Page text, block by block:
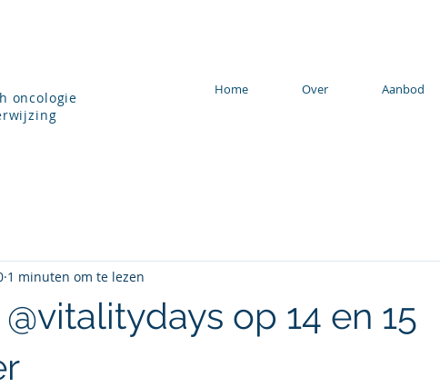
oncologie
Home Over Aanbod
op 14 en 15
1 minuten om te lezen